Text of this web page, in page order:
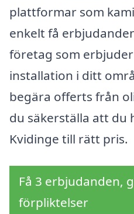
plattformar som
enkelt få
företag som
installation i ditt
begära offerts från
du säkerställa att du
Kvidinge till rätt pris.
Få 3 erbjudanden,
förpliktelser